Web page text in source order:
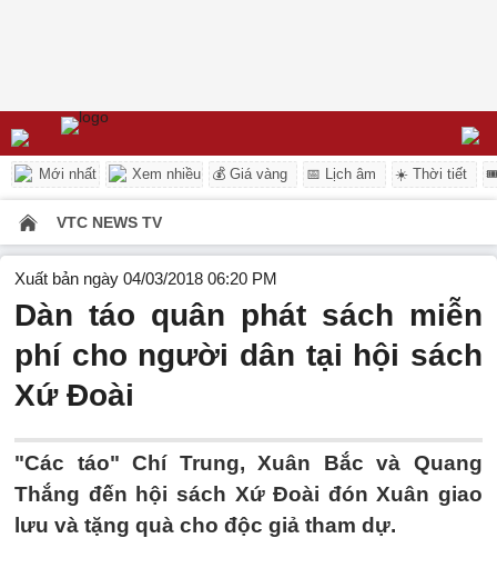
Mới nhất Xem nhiều 💰 Giá vàng 📅 Lịch âm ☀️ Thời tiết
VTC NEWS TV
Xuất bản ngày 04/03/2018 06:20 PM
Dàn táo quân phát sách miễn
phí cho người dân tại hội sách
Xứ Đoài
"Các táo" Chí Trung, Xuân Bắc và Quang
Thắng đến hội sách Xứ Đoài đón Xuân giao
lưu và tặng quà cho độc giả tham dự.